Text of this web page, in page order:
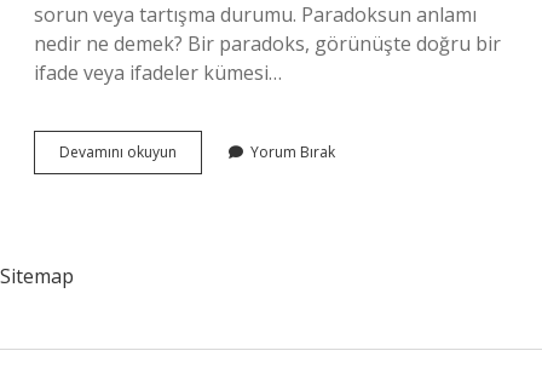
sorun veya tartışma durumu. Paradoksun anlamı
nedir ne demek? Bir paradoks, görünüşte doğru bir
ifade veya ifadeler kümesi…
Devamını okuyun Polemik
Ne
Yorum Bırak
Sitemap